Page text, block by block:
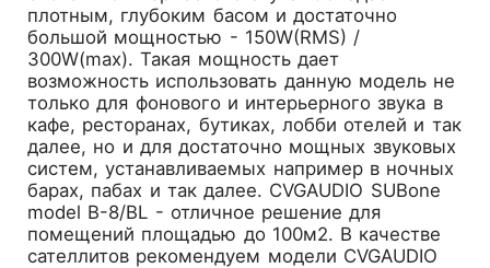
плотным, глубоким басом и достаточно
большой мощностью - 150W(RMS) /
300W(max). Такая мощность дает
возможность использовать данную модель не
только для фонового и интерьерного звука в
кафе, ресторанах, бутиках, лобби отелей и так
далее, но и для достаточно мощных звуковых
систем, устанавливаемых например в ночных
барах, пабах и так далее. CVGAUDIO SUBone
model B-8/BL - отличное решение для
помещений площадью до 100м2. В качестве
сателлитов рекомендуем модели CVGAUDIO